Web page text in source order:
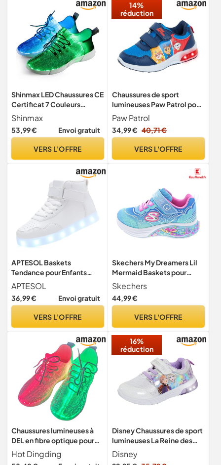
Shinmax LED Chaussures CE
Certificat 7 Couleurs
Allumez Chaussures des
Hommes Femmes avec
USB Chargable pour la
Hallowen Cadeau
Shinmax
53,99 € Envoi gratuit
VERS L'OFFRE
14%
réduction
Chaussures de sport
lumineuses Paw Patrol pour
garçons avec lumières,
modèles Chase et Marshall,
30 EU
Paw Patrol
34,99 € 40,71 €
VERS L'OFFRE
APTESOL Baskets
Tendance pour Enfants
avec lumières LED,
Chaussures de Sport
Clignotantes
garçons et Filles[Blanc, 32]
APTESOL
36,99 € Envoi gratuit
VERS L'OFFRE
Skechers My Dreamers Lil
Mermaid Baskets pour
garçon et Fille Bleu
Pointure 42
Skechers
44,99 €
VERS L'OFFRE
Chaussures lumineuses à
DEL en fibre optique pour
homme et femme - Baskets
lumineuses pour festivals,
Hot Dingding
16%
réduction
Disney Chaussures de sport
lumineuses La Reine des
Neiges 2 pour filles avec
Elsa et Anna - Baskets pour
Disney